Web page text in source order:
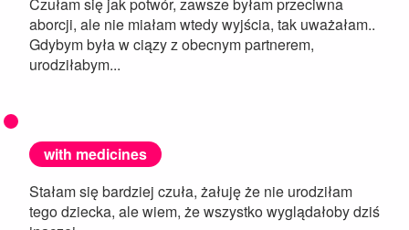
aborcji, ale nie miałam wtedy wyjścia, tak uważałam..
Gdybym była w ciązy z obecnym partnerem,
urodziłabym...
with medicines
Stałam się bardziej czuła, żałuję że nie urodziłam
tego dziecka, ale wiem, że wszystko wyglądałoby dziś